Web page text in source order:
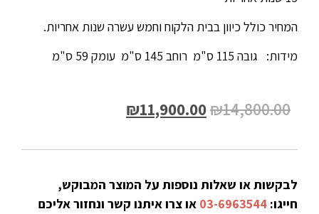
המחיר כולל כיוון בבית הלקוח וחמש עשרה שנות אחריות.
מידות: גובה 115 ס"מ רוחב 145 ס"מ עומק 59 ס"מ
₪14,800.00
₪11,900.00
לבקשות או שאלות נוספות על המוצר המבוקש,
חייגו: 03-6963544 או צרו איתנו קשר ונחזור אליכם